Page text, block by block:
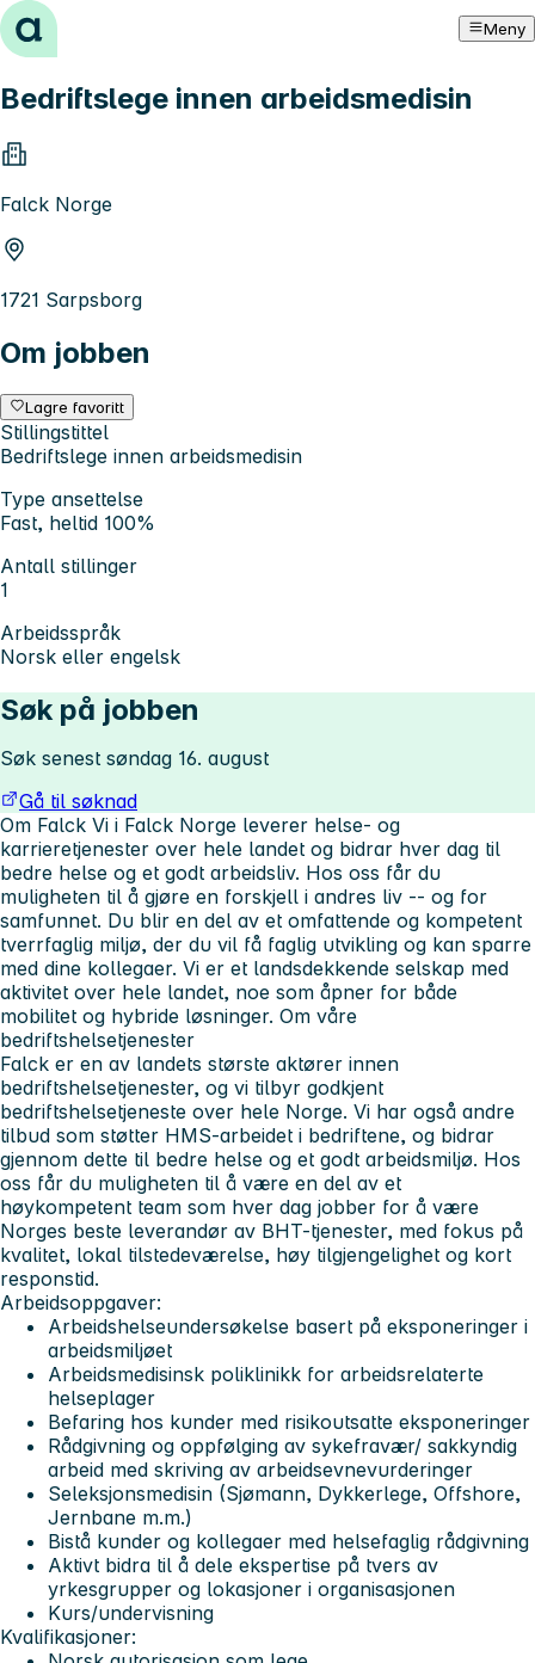
Hopp til innhold Meny
Bedriftslege innen arbeidsmedisin
Falck Norge
1721 Sarpsborg
Om jobben
Lagre favoritt
Stillingstittel
Bedriftslege innen arbeidsmedisin
Type ansettelse
Fast, heltid 100%
Antall stillinger
1
Arbeidsspråk
Norsk eller engelsk
Søk på jobben
Søk senest søndag 16. august
Gå til søknad
Om Falck Vi i Falck Norge leverer helse- og
karrieretjenester over hele landet og bidrar hver dag til
bedre helse og et godt arbeidsliv. Hos oss får du
muligheten til å gjøre en forskjell i andres liv -- og for
samfunnet. Du blir en del av et omfattende og kompetent
tverrfaglig miljø, der du vil få faglig utvikling og kan sparre
med dine kollegaer. Vi er et landsdekkende selskap med
aktivitet over hele landet, noe som åpner for både
mobilitet og hybride løsninger. Om våre
bedriftshelsetjenester
Falck er en av landets største aktører innen
bedriftshelsetjenester, og vi tilbyr godkjent
bedriftshelsetjeneste over hele Norge. Vi har også andre
tilbud som støtter HMS-arbeidet i bedriftene, og bidrar
gjennom dette til bedre helse og et godt arbeidsmiljø. Hos
oss får du muligheten til å være en del av et
høykompetent team som hver dag jobber for å være
Norges beste leverandør av BHT-tjenester, med fokus på
kvalitet, lokal tilstedeværelse, høy tilgjengelighet og kort
responstid.
Arbeidsoppgaver:
Arbeidshelseundersøkelse basert på eksponeringer i
arbeidsmiljøet
Arbeidsmedisinsk poliklinikk for arbeidsrelaterte
helseplager
Befaring hos kunder med risikoutsatte eksponeringer
Rådgivning og oppfølging av sykefravær/ sakkyndig
arbeid med skriving av arbeidsevnevurderinger
Seleksjonsmedisin (Sjømann, Dykkerlege, Offshore,
Jernbane m.m.)
Bistå kunder og kollegaer med helsefaglig rådgivning
Aktivt bidra til å dele ekspertise på tvers av
yrkesgrupper og lokasjoner i organisasjonen
Kurs/undervisning
Kvalifikasjoner: